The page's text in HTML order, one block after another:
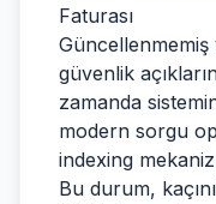
Faturası
Güncellenmemiş
güvenlik
zamanda
modern sorgu
indexing
Bu durum,